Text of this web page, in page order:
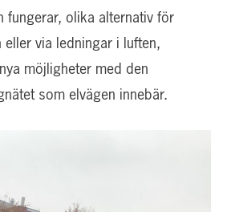
fungerar, olika alternativ för
eller via ledningar i luften,
möjligheter med den
som elvägen innebär.